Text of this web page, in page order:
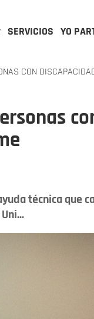
SERVICIOS YO
CON
técnica que